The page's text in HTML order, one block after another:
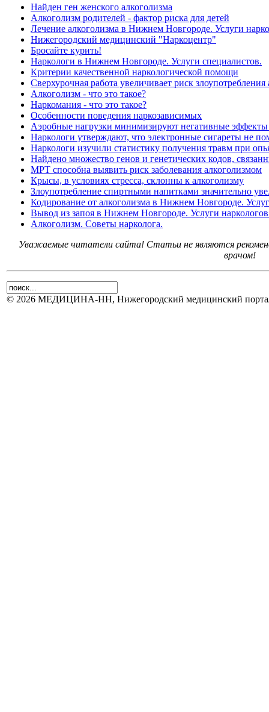
Найден ген женского алкоголизма
Алкоголизм родителей - фактор риска для детей
Лечение алкоголизма в Нижнем Новгороде. Услуги
Нижегородский медицинский "Наркоцентр"
Бросайте курить!
Наркологи в Нижнем Новгороде. Услуги специалистов.
Критерии качественной наркологической помощи
Сверхурочная работа увеличивает риск злоупотребления
Алкоголизм - что это такое?
Наркомания - что это такое?
Особенности поведения наркозависимых
Аэробные нагрузки минимизируют негативные эффекты
Наркологи утверждают, что электронные сигареты не
Наркологи изучили статистику получения травм при
Найдено множество генов и генетических кодов,
МРТ способна выявить риск заболевания алкоголизмом
Крысы, в условиях стресса, склонны к алкоголизму
Злоупотребление спиртными напитками значительно
Кодирование от алкоголизма в Нижнем Новгороде.
Вывод из запоя в Нижнем Новгороде. Услуги
Алкоголизм. Советы нарколога.
Уважаемые читатели сайта! Статьи не являются
врачом!
© 2026 МЕДИЦИНА-НН, Нижегородский медицинский